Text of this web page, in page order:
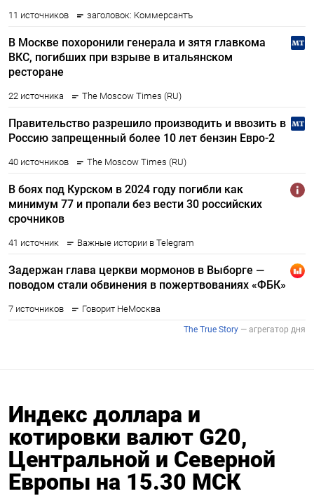
Индекс доллара и
котировки валют G20,
Центральной и Северной
Европы на 15.30 МСК